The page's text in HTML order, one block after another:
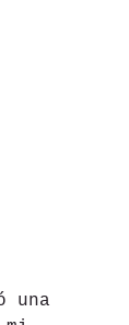
una